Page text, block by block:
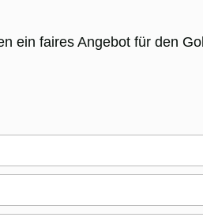
ein faires Angebot für den